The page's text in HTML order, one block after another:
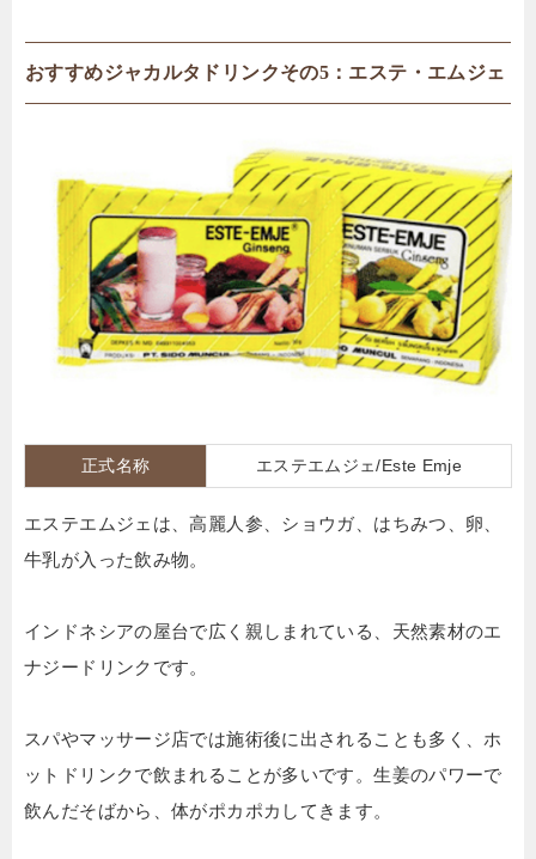
おすすめジャカルタドリンクその5： エステ・エムジェ
正式名称 エステエムジェ/Este Emje
エステエムジェは、高麗人参、ショウガ、はちみつ、卵、
牛乳が入った飲み物。
インドネシアの屋台で広く親しまれている、天然素材のエ
ナジードリンクです。
スパやマッサージ店では施術後に出されることも多く、ホ
ットドリンクで飲まれることが多いです。生姜のパワーで
飲んだそばから、体がポカポカしてきます。